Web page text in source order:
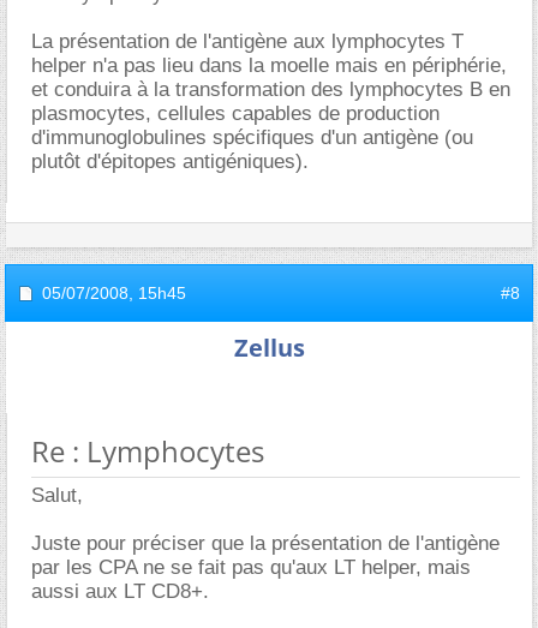
La présentation de l'antigène aux lymphocytes T
helper n'a pas lieu dans la moelle mais en périphérie,
et conduira à la transformation des lymphocytes B en
plasmocytes, cellules capables de production
d'immunoglobulines spécifiques d'un antigène (ou
plutôt d'épitopes antigéniques).
05/07/2008, 15h45 #8
Zellus
Re : Lymphocytes
Salut,
Juste pour préciser que la présentation de l'antigène
par les CPA ne se fait pas qu'aux LT helper, mais
aussi aux LT CD8+.